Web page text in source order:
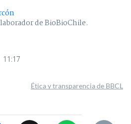
de BioBioChile.
11:17
Ética y transparencia de BBCL